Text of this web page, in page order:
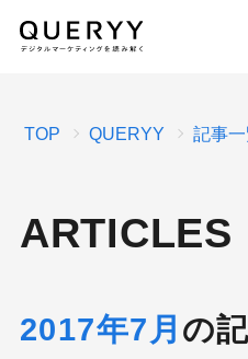
TOP QUERYY 記事
ARTICLES
2017年7月 の